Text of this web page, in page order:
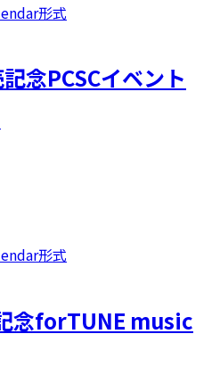
形式
念PCSCイベント
形式
念forTUNE music